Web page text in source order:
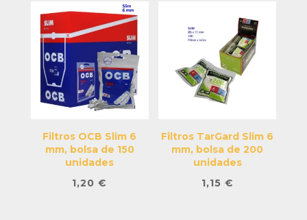
Filtros OCB Slim 6
mm, bolsa de 150
unidades
1,20€
Filtros TarGard Slim 6
mm, bolsa de 200
unidades
1,15 €